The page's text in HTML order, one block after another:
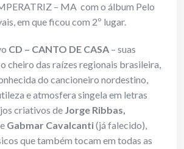
– MA com o álbum Pelo
em que ficou com 2º lugar.
CD – CANTO DE CASA – suas
cheiro das raízes regionais brasileira,
do cancioneiro nordestino,
e atmosfera singela em letras
criativos de Jorge Ribbas,
e Gabmar Cavalcanti(já falecido),
que também tocam em todas as